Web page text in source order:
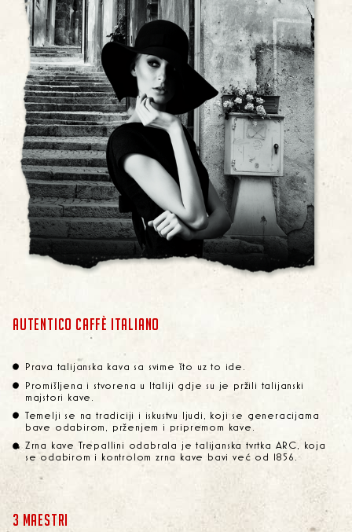
AUTENTICO CAFFÈ ITALIANO
Prava talijanska kava sa svime što uz to ide.
Promišljena i stvorena u Italiji gdje su je pržili talijanski
majstori kave.
Temelji se na tradiciji i iskustvu ljudi, koji se generacijama
bave odabirom, prženjem i pripremom kave.
Zrna kave Trepallini odabrala je talijanska tvrtka ARC, koja
se odabirom i kontrolom zrna kave bavi već od 1856.
3 MAESTRI